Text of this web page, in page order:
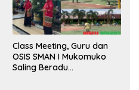
Class Meeting, Guru dan
OSIS SMAN I Mukomuko
Saling Beradu